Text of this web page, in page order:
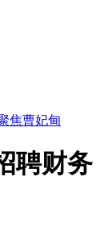
焦曹妃甸
聘财务